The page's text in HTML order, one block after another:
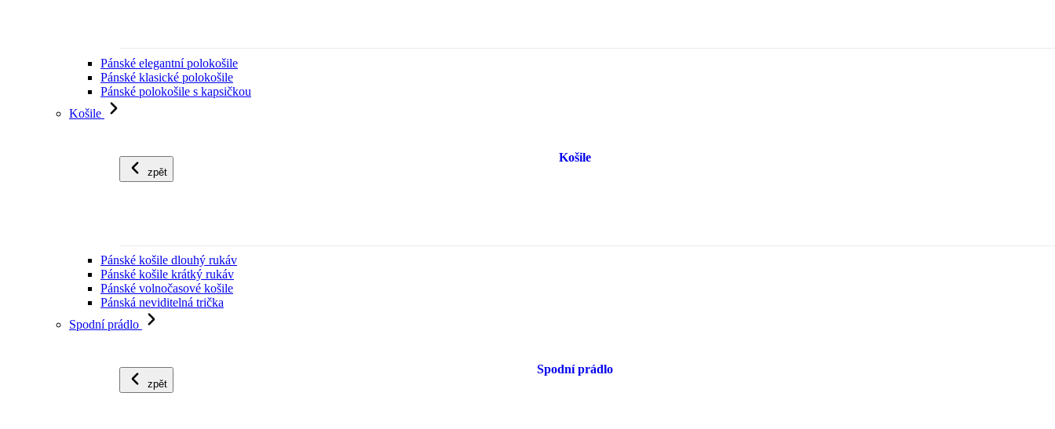
Pánské elegantní polokošile
Pánské klasické polokošile
Pánské polokošile s kapsičkou
Košile
zpět
Košile
Pánské košile dlouhý rukáv
Pánské košile krátký rukáv
Pánské volnočasové košile
Pánská neviditelná trička
Spodní prádlo
zpět
Spodní prádlo